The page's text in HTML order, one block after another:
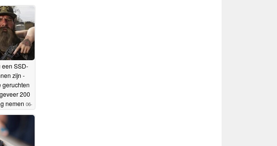
een SSD-
zijn -
geruchten
200
nemen 06-